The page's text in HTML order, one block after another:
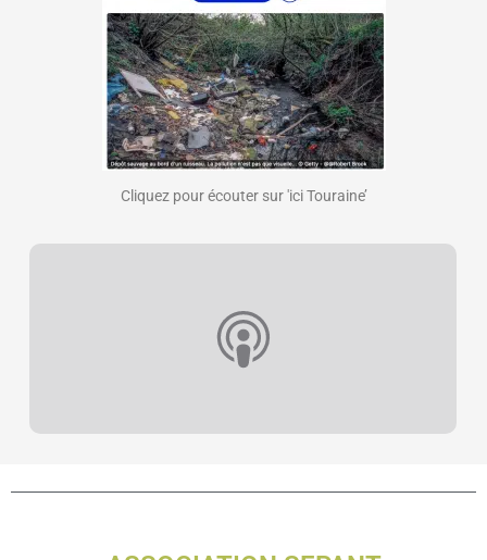
Cliquez pour écouter sur 'ici Touraine’